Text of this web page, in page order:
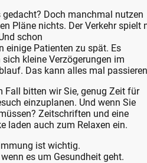
gedacht? Doch manchmal nutzen
Pläne nichts. Der Verkehr spielt
schon
einige Patienten zu spät. Es
sich kleine Verzögerungen im
Das kann alles mal
Fall bitten wir Sie, genug Zeit für
einzuplanen. Und wenn Sie
Zeitschriften und eine
laden auch zum Relaxen ein.
ist wichtig.
wenn es um Gesundheit geht.